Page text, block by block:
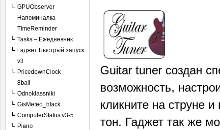
Guitar tuner создан
возможность,
кликните на струне
тон. Гаджет так же
GPUObserver
Напоминалка
TimeReminder
Tasks – Ежедневник
Гаджет Быстрый запуск
v3
PricedownClock
8ball
Odnoklassniki
GisMeteo_black
ComputerStatus v3-5
Piano